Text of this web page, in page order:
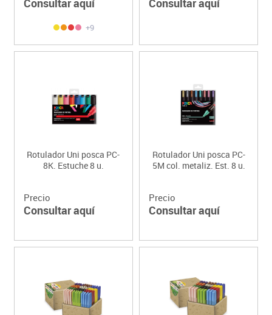
Consultar aquí
+9
Consultar aquí
Rotulador Uni posca PC-
8K. Estuche 8 u.
Precio
Consultar aquí
Rotulador Uni posca PC-
5M col. metaliz. Est. 8 u.
Precio
Consultar aquí